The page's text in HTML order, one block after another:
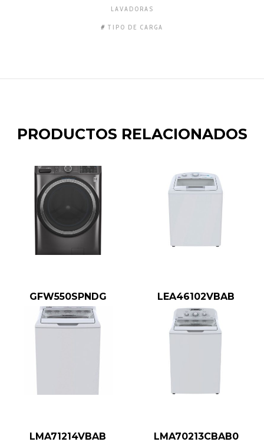
LAVADORAS
TIPO DE CARGA
PRODUCTOS RELACIONADOS
GFW550SPNDG LEA46102VBAB
LMA71214VBAB LMA70213CBAB0